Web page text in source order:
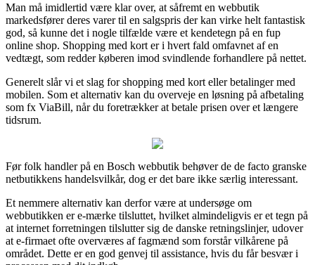
Man må imidlertid være klar over, at såfremt en webbutik
markedsfører deres varer til en salgspris der kan virke helt fantastisk
god, så kunne det i nogle tilfælde være et kendetegn på en fup
online shop. Shopping med kort er i hvert fald omfavnet af en
vedtægt, som redder køberen imod svindlende forhandlere på nettet.
Generelt slår vi et slag for shopping med kort eller betalinger med
mobilen. Som et alternativ kan du overveje en løsning på afbetaling
som fx ViaBill, når du foretrækker at betale prisen over et længere
tidsrum.
Før folk handler på en Bosch webbutik behøver de de facto granske
netbutikkens handelsvilkår, dog er det bare ikke særlig interessant.
Et nemmere alternativ kan derfor være at undersøge om
webbutikken er e-mærke tilsluttet, hvilket almindeligvis er et tegn på
at internet forretningen tilslutter sig de danske retningslinjer, udover
at e-firmaet ofte overværes af fagmænd som forstår vilkårene på
området. Dette er en god genvej til assistance, hvis du får besvær i